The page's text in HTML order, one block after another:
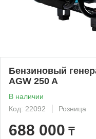
Бензиновый
AGW 250 A
В наличии
Код: 22092
Розница
688 000 ₸